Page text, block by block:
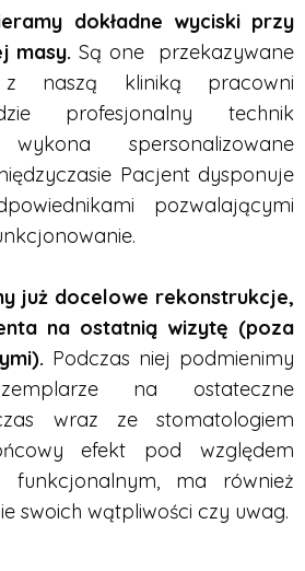
dokładne wyciski przy
masy. Są one przekazywane
z naszą kliniką pracowni
profesjonalny technik
spersonalizowane
Pacjent dysponuje
pozwalającymi
już docelowe rekonstrukcje,
na ostatnią wizytę (poza
Podczas niej podmienimy
na ostateczne
wraz ze stomatologiem
efekt pod względem
funkcjonalnym, ma również
swoich wątpliwości czy uwag.